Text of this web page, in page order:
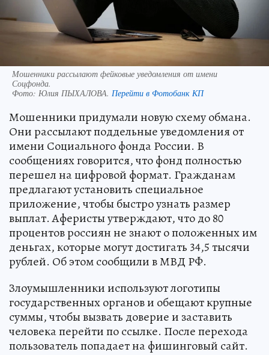
Мошенники рассылают фейковые уведомления от имени
Соцфонда.
Фото: Юлия ПЫХАЛОВА. Перейти в Фотобанк КП
Мошенники придумали новую схему обмана.
Они рассылают поддельные уведомления от
имени Социального фонда России. В
сообщениях говорится, что фонд полностью
перешел на цифровой формат. Гражданам
предлагают установить специальное
приложение, чтобы быстро узнать размер
выплат. Аферисты утверждают, что до 80
процентов россиян не знают о положенных им
деньгах, которые могут достигать 34,5 тысячи
рублей. Об этом сообщили в МВД РФ.
Злоумышленники используют логотипы
государственных органов и обещают крупные
суммы, чтобы вызвать доверие и заставить
человека перейти по ссылке. После перехода
пользователь попадает на фишинговый сайт.